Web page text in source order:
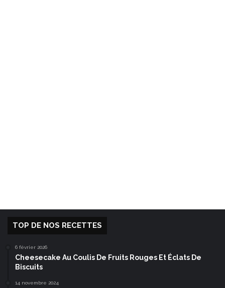
TOP DE NOS RECETTES
6 février 2026
Cheesecake Au Coulis De Fruits Rouges Et Éclats De
Biscuits
14 novembre 2024